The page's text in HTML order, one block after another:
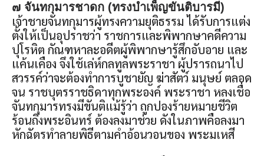
๗ จันทกุมารชาดก (ทรงบำเพ็ญขันติบารมี)
เจ้าชายจันทกุมารผู้ทรงความยุติธรรม ได้รับการแต่ง
ตั้งให้เป็นอุปราชว่า ราชการและพิพากษาคดีความ
ปุโรหิต กัณฑหาละอดีตผู้พิพากษารู้สึกอับอาย และ
แค้นเคือง จึงใช้เล่ห์กลทูลพระราชา ผู้ปรารถนาไป
สวรรค์ว่าจะต้องทำการบูชายัญ ฆ่าสัตว์ มนุษย์ ตลอด
จน ราชบุตรราชธิดาทุกพระองค์ พระราชา หลงเชื่อ
จันทกุมารทรงมีขันติแม้รู้ว่า ถูกปองร้ายหมายชีวิต
ร้อนถึงพระอินทร์ ต้องลงมาช่วย ดังในภาพคือลงมา
หักฉัตรทำลายพิธีตามคำอ้อนวอนของ พระมเหสี